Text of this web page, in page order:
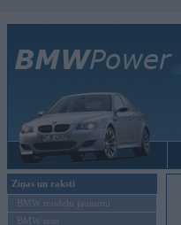
Ziņas un raksti
BMW modeļu jaunumi
BMW testi